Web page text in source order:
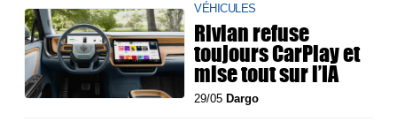
VÉHICULES
Rivian refuse
toujours CarPlay et
mise tout sur l’IA
29/05 Dargo